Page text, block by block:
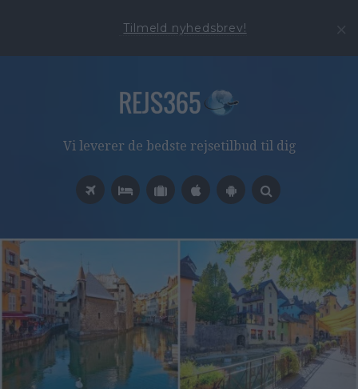
Tilmeld nyhedsbrev!
Vi leverer de bedste rejsetilbud til dig